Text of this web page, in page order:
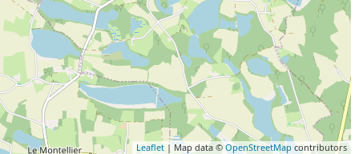
Leaflet | Map data © OpenStreetMap contributors